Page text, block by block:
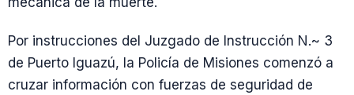
Por instrucciones del Juzgado de Instrucción N.~ 3
de Puerto Iguazú, la Policía de Misiones comenzó a
cruzar información con fuerzas de seguridad de